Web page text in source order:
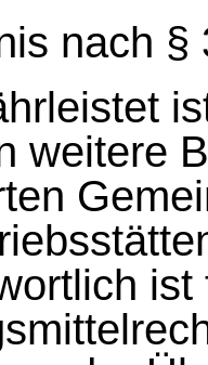
nach
weitere